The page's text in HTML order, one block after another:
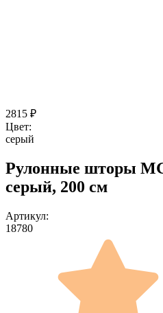
2815 ₽
Цвет:
серый
Рулонные шторы
серый, 200 см
Артикул:
18780